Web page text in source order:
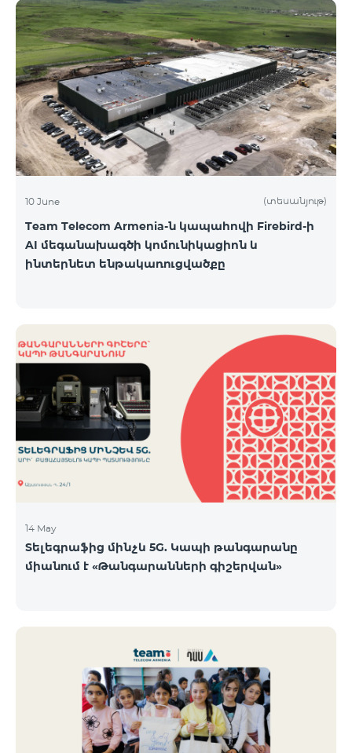
10 June (տեսանյութ)
Team Telecom Armenia-ն կապահովի Firebird-ի
AI մեգանախագծի կոմունիկացիոն և
ինտերնետ ենթակառուցվածքը
14 May
Տելեգրաֆից մինչև 5G. Կապի թանգարանը
միանում է «Թանգարանների գիշերվան»